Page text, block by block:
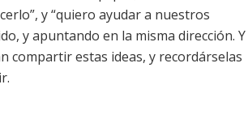
y “quiero ayudar a nuestros
y apuntando en la misma dirección. Y
compartir estas ideas, y recordárselas